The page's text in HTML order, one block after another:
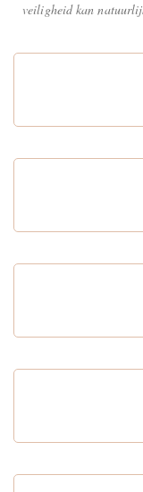
veiligheid kan